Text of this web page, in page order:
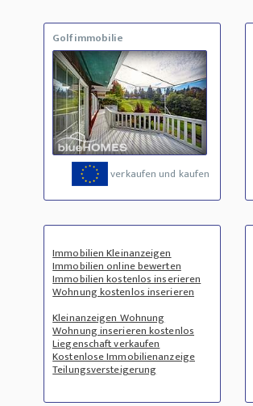
Golfimmobilie
verkaufen und kaufen
Immobilien Kleinanzeigen
Immobilien online bewerten
Immobilien kostenlos inserieren
Wohnung kostenlos inserieren
Kleinanzeigen Wohnung
Wohnung inserieren kostenlos
Liegenschaft verkaufen
Kostenlose Immobilienanzeige
Teilungsversteigerung